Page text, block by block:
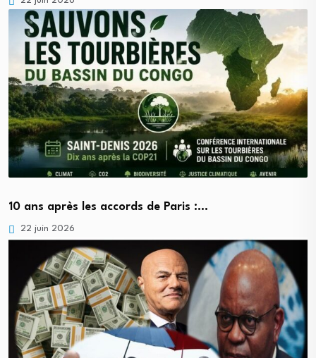
10 ans après les accords de Paris :…
22 juin 2026